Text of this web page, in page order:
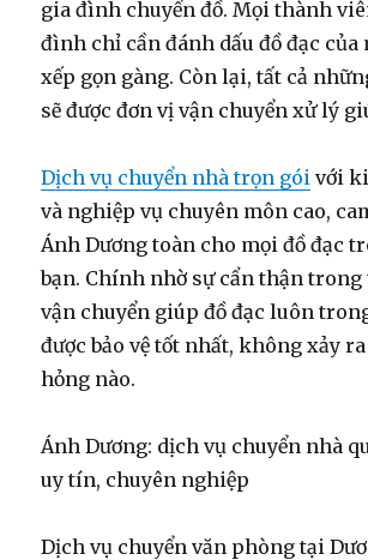
gia đình chuyển đồ. Mọi thành
đình chỉ cần đánh dấu đồ đạc của
xếp gọn gàng. Còn lại, tất cả
sẽ được đơn vị vận chuyển xử lý
Dịch vụ chuyển nhà trọn gói với
và nghiệp vụ chuyên môn cao,
Ánh Dương toàn cho mọi đồ đạc
bạn. Chính nhờ sự cẩn thận trong
vận chuyển giúp đồ đạc luôn
được bảo vệ tốt nhất, không xảy
hỏng nào.
Ánh Dương: dịch vụ chuyển nhà
uy tín, chuyên nghiệp
Dịch vụ chuyển văn phòng tại